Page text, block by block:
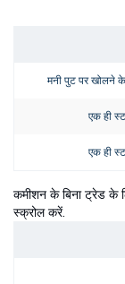
मनी पुट पर खोलने
एक ही
एक ही
कमीशन के बिना ट्रेड के
स्क्रोल करें.